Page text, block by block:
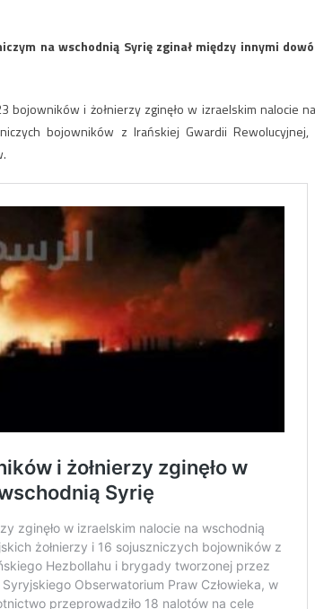
na wschodnią Syrię zginał między innymi
bojowników i żołnierzy zginęło w izraelskim nalocie
bojowników z Irańskiej Gwardii